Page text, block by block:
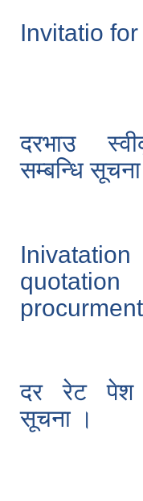
Invitatio
दरभाउ
सम्बन्धि
दर रेट पेश
सूचना ।